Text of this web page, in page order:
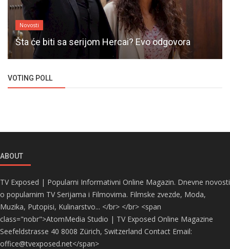
Novosti
Šta će biti sa serijom Hercai? Evo odgovora
VOTING POLL
ABOUT
TV Exposed | Popularni Informativni Online Magazin. Dnevne novosti
o popularnim TV Serijama i Filmovima. Filmske zvezde, Moda,
Muzika, Putopisi, Kulinarstvo... </br> </br> <span
class="nobr">AtomMedia Studio | TV Exposed Online Magazine
Seefeldstrasse 40 8008 Zürich, Switzerland Contact Email:
office@tvexposed.net</span>